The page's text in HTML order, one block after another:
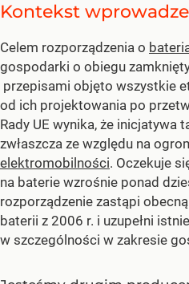
Kontekst
Celem rozporządzenia o
gospodarki o obiegu
przepisami objęto wszystkie
od ich projektowania po
Rady UE wynika, że inicjatywa
zwłaszcza ze względu na
elektromobilności. Oczekuje
na baterie wzrośnie ponad
rozporządzenie zastąpi
baterii z 2006 r. i uzupełni
w szczególności w zakresie